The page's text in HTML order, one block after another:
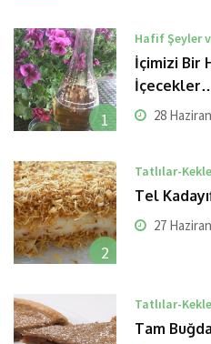
1
Hafif Şeyler
İçimizi Bir
28
2
Tatlılar-
Tel
27
Tatlılar-
Tam